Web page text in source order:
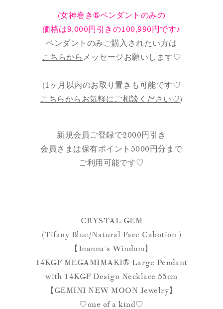
(女神巻き®ペンダントのみの
価格は9,000円引きの100,990円です♪
ペンダントのみご購入されたい方は
こちらから メッセージお願いします♡
(1ヶ月以内のお取り置きも可能です♡
こちらからお気軽にご相談ください♡)
新規会員ご登録で2000円引き
会員さまは保有ポイント5000円分まで
ご利用可能です♡
CRYSTAL GEM
(Tifany Blue/Natural Face Cabotion )
【Inanna’s Windom】
14KGF MEGAMIMAKI®︎ Large Pendant
with 14KGF Design Necklace 55cm
【GEMINI NEW MOON Jewelry】
♡one of a kind♡